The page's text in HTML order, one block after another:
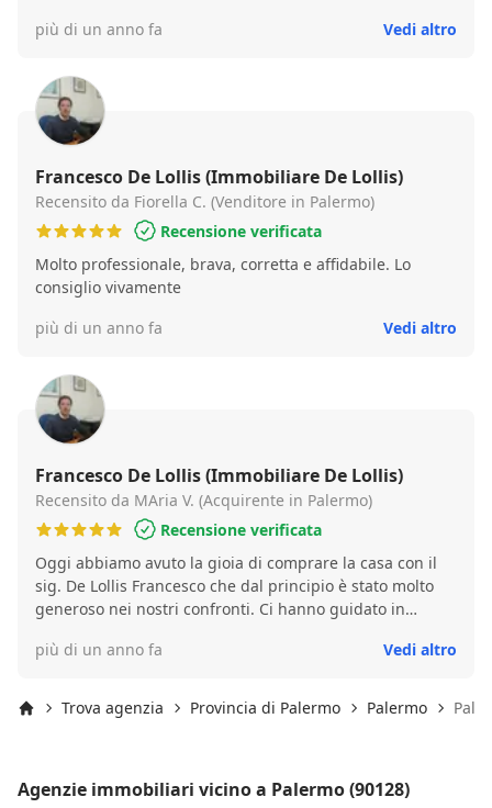
dare seguito ad ogni richiesta di chiarimento necessaria
del contratto di acquisto dell'immobile.
più di un anno fa Vedi altro
Francesco De Lollis (Immobiliare De Lollis)
Recensito da Fiorella C. (Venditore in Palermo)
Recensione verificata
Molto professionale, brava, corretta e affidabile. Lo
consiglio vivamente
più di un anno fa
Vedi altro
Francesco De Lollis (Immobiliare De Lollis)
Recensito da MAria V. (Acquirente in Palermo)
Recensione verificata
Oggi abbiamo avuto la gioia di comprare la casa con il
sig. De Lollis Francesco che dal principio è stato molto
generoso nei nostri confronti. Ci hanno guidato in
saremo per sempre gratis, con tutto il cuore. Persona
più di un anno fa Vedi altro
Trova agenzia Provincia di Palermo Palermo
Agenzie immobiliari vicino a Palermo (90128)